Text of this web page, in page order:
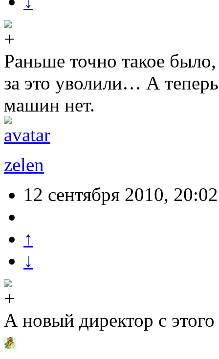
Раньше точно такое
за это уволили… А
машин нет.
zelen
12 сентября 2010, 20:02
↑
↓
А новый директор с